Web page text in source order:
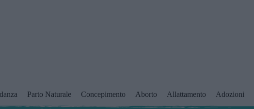
Parto Naturale Concepimento Aborto Allattamento Adozioni